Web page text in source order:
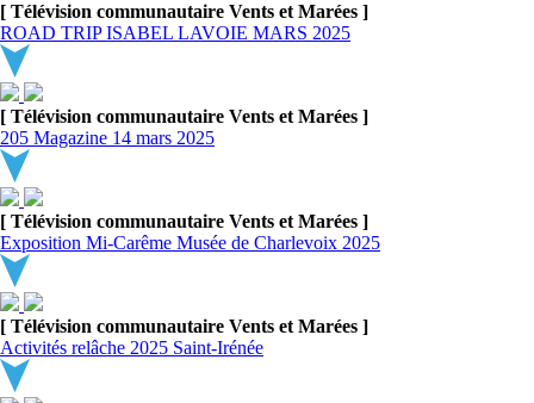
[ Télévision communautaire Vents et Marées ]
ROAD TRIP ISABEL LAVOIE MARS 2025
[ Télévision communautaire Vents et Marées ]
205 Magazine 14 mars 2025
[ Télévision communautaire Vents et Marées ]
Exposition Mi-Carême Musée de Charlevoix 2025
[ Télévision communautaire Vents et Marées ]
Activités relâche 2025 Saint-Irénée